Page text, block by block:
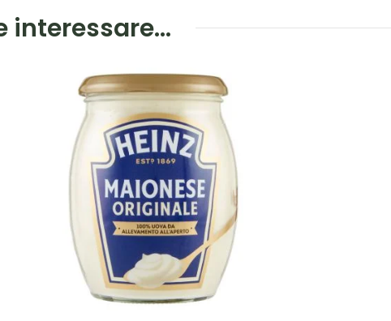
interessare…